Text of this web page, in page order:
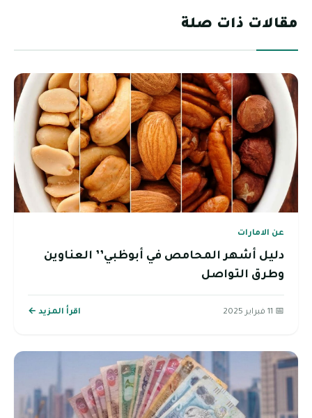
مقالات ذات صلة
عن الامارات
دليل أشهر المحامص في أبوظبي’’ العناوين
وطرق التواصل
📅 11 فبراير 2025 اقرأ المزيد ←